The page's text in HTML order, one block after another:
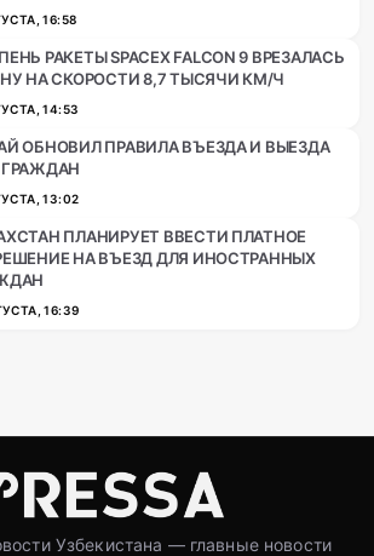
16:58
РАКЕТЫ SPACEX FALCON 9 ВРЕЗАЛАСЬ
НА СКОРОСТИ 8,7 ТЫСЯЧИ КМ/Ч
14:53
ОБНОВИЛ ПРАВИЛА ВЪЕЗДА И ВЫЕЗДА
13:02
ПЛАНИРУЕТ ВВЕСТИ ПЛАТНОЕ
НА ВЪЕЗД ДЛЯ ИНОСТРАННЫХ
16:39
Узбекистана — главные новости